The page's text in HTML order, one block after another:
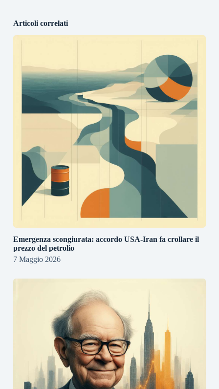
Articoli correlati
Emergenza scongiurata: accordo USA-Iran fa crollare il
prezzo del petrolio
7 Maggio 2026